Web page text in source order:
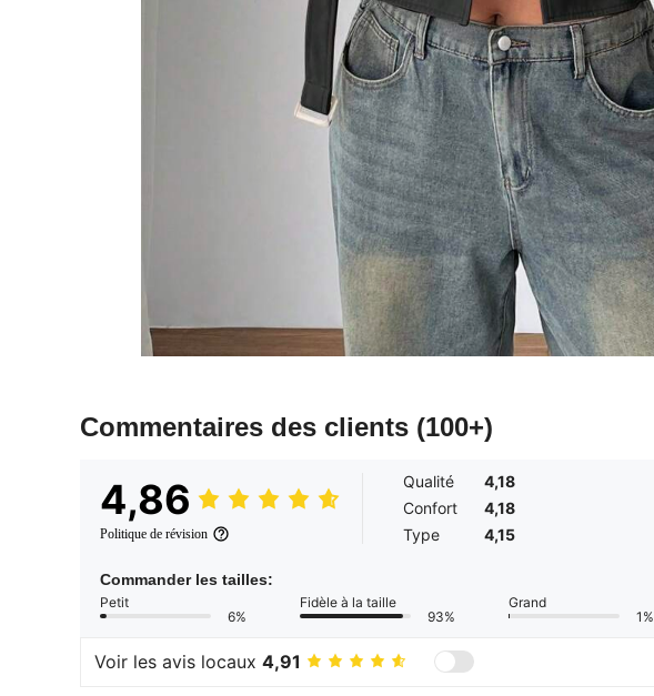
Commentaires des clients (100+)
4,86
Politique de révision
Qualité
4,18
Confort
4,18
Type
4,15
Commander les tailles:
Petit
6%
Fidèle à la taille
93%
Grand
1%
Voir les avis locaux 4,91